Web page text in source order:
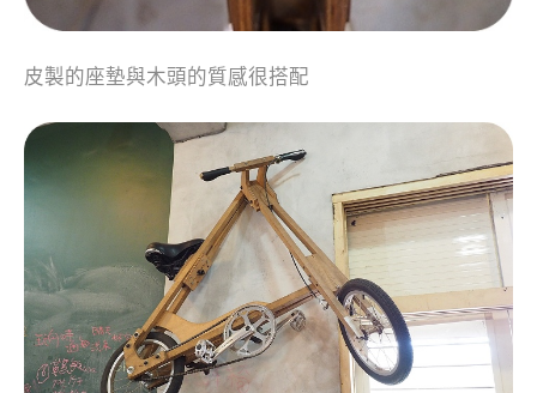
皮製的座墊與木頭的質感很搭配